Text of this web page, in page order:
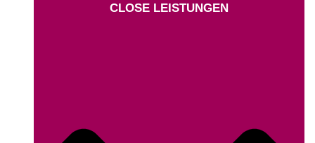
CLOSE LEISTUNGEN